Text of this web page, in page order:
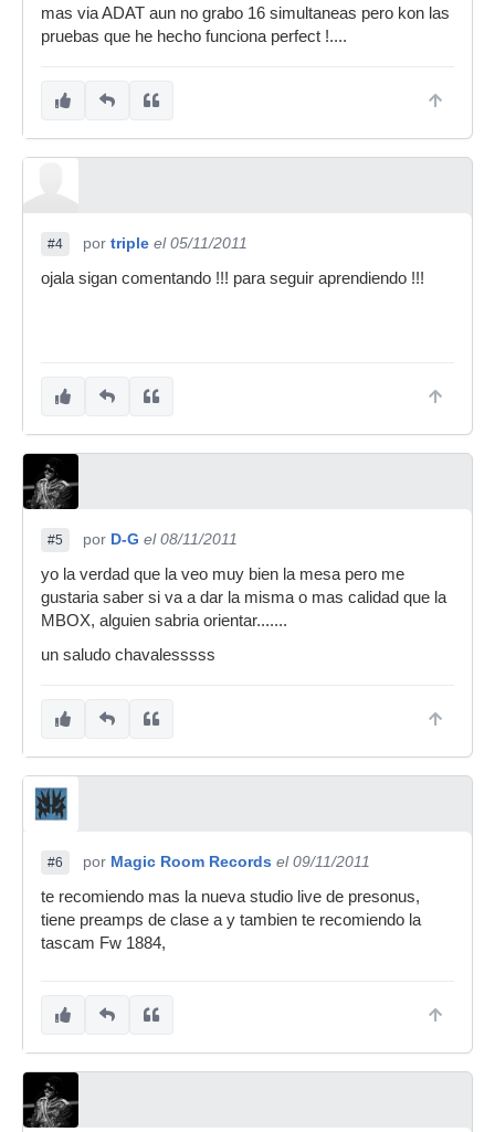
mas via ADAT aun no grabo 16 simultaneas pero kon las
pruebas que he hecho funciona perfect !....
#4 por triple el 05/11/2011
ojala sigan comentando !!! para seguir aprendiendo !!!
#5 por D-G el 08/11/2011
yo la verdad que la veo muy bien la mesa pero me
gustaria saber si va a dar la misma o mas calidad que la
MBOX, alguien sabria orientar.......
un saludo chavalesssss
#6 por Magic Room Records el 09/11/2011
te recomiendo mas la nueva studio live de presonus,
tiene preamps de clase a y tambien te recomiendo la
tascam Fw 1884,